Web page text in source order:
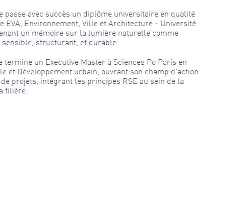
passe avec succès un diplôme universitaire en qualité
EVA, Environnement, Ville et Architecture - Université
un mémoire sur la lumière naturelle comme
structurant, et durable.
termine un Executive Master à Sciences Po Paris en
et Développement urbain, ouvrant son champ d'action
projets, intégrant les principes RSE au sein de la
filière.